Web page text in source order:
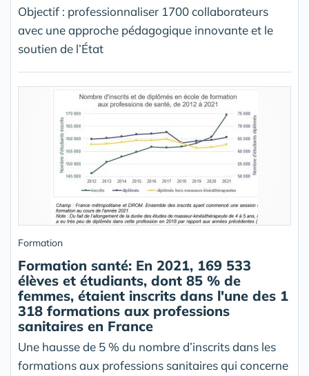
Objectif : professionnaliser 1700 collaborateurs
avec une approche pédagogique innovante et le
soutien de l’État
Formation
Formation santé: En 2021, 169 533
élèves et étudiants, dont 85 % de
femmes, étaient inscrits dans l'une des 1
318 formations aux professions
sanitaires en France
Une hausse de 5 % du nombre d’inscrits dans les
formations aux professions sanitaires qui concerne